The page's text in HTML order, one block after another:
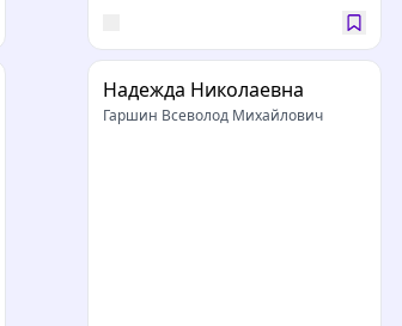
Надежда Николаевна
Гаршин Всеволод Михайлович